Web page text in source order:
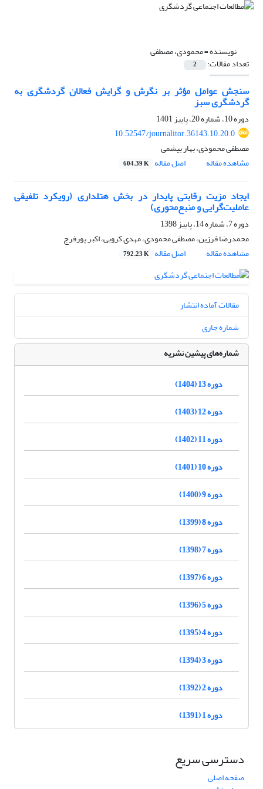
نویسنده =محمودی، مصطفی
تعداد مقالات: 2
سنجش عوامل مؤثر بر نگرش و گرایش فعالان گردشگری به
گردشگری سبز
دوره 10، شماره 20، پاییز 1401
10.52547/journalitor.36143.10.20.0
مصطفی محمودی، بهار بیشمی
مشاهده مقاله
اصل مقاله 604.39 K
ایجاد مزیت رقابتی پایدار در بخش هتلداری (رویکرد تلفیقی
عاملیت‌گرایی و منبع‌محوری)
دوره 7، شماره 14، پاییز 1398
محمدرضا فرزین، مصطفی محمودی، مهدی کروبی، اکبر پورفرج
مشاهده مقاله
اصل مقاله 792.23 K
مقالات آماده انتشار
شماره جاری
شماره‌های پیشین نشریه
دوره 13 (1404)
دوره 12 (1403)
دوره 11 (1402)
دوره 10 (1401)
دوره 9 (1400)
دوره 8 (1399)
دوره 7 (1398)
دوره 6 (1397)
دوره 5 (1396)
دوره 4 (1395)
دوره 3 (1394)
دوره 2 (1392)
دوره 1 (1391)
دسترسی سریع
صفحه اصلی